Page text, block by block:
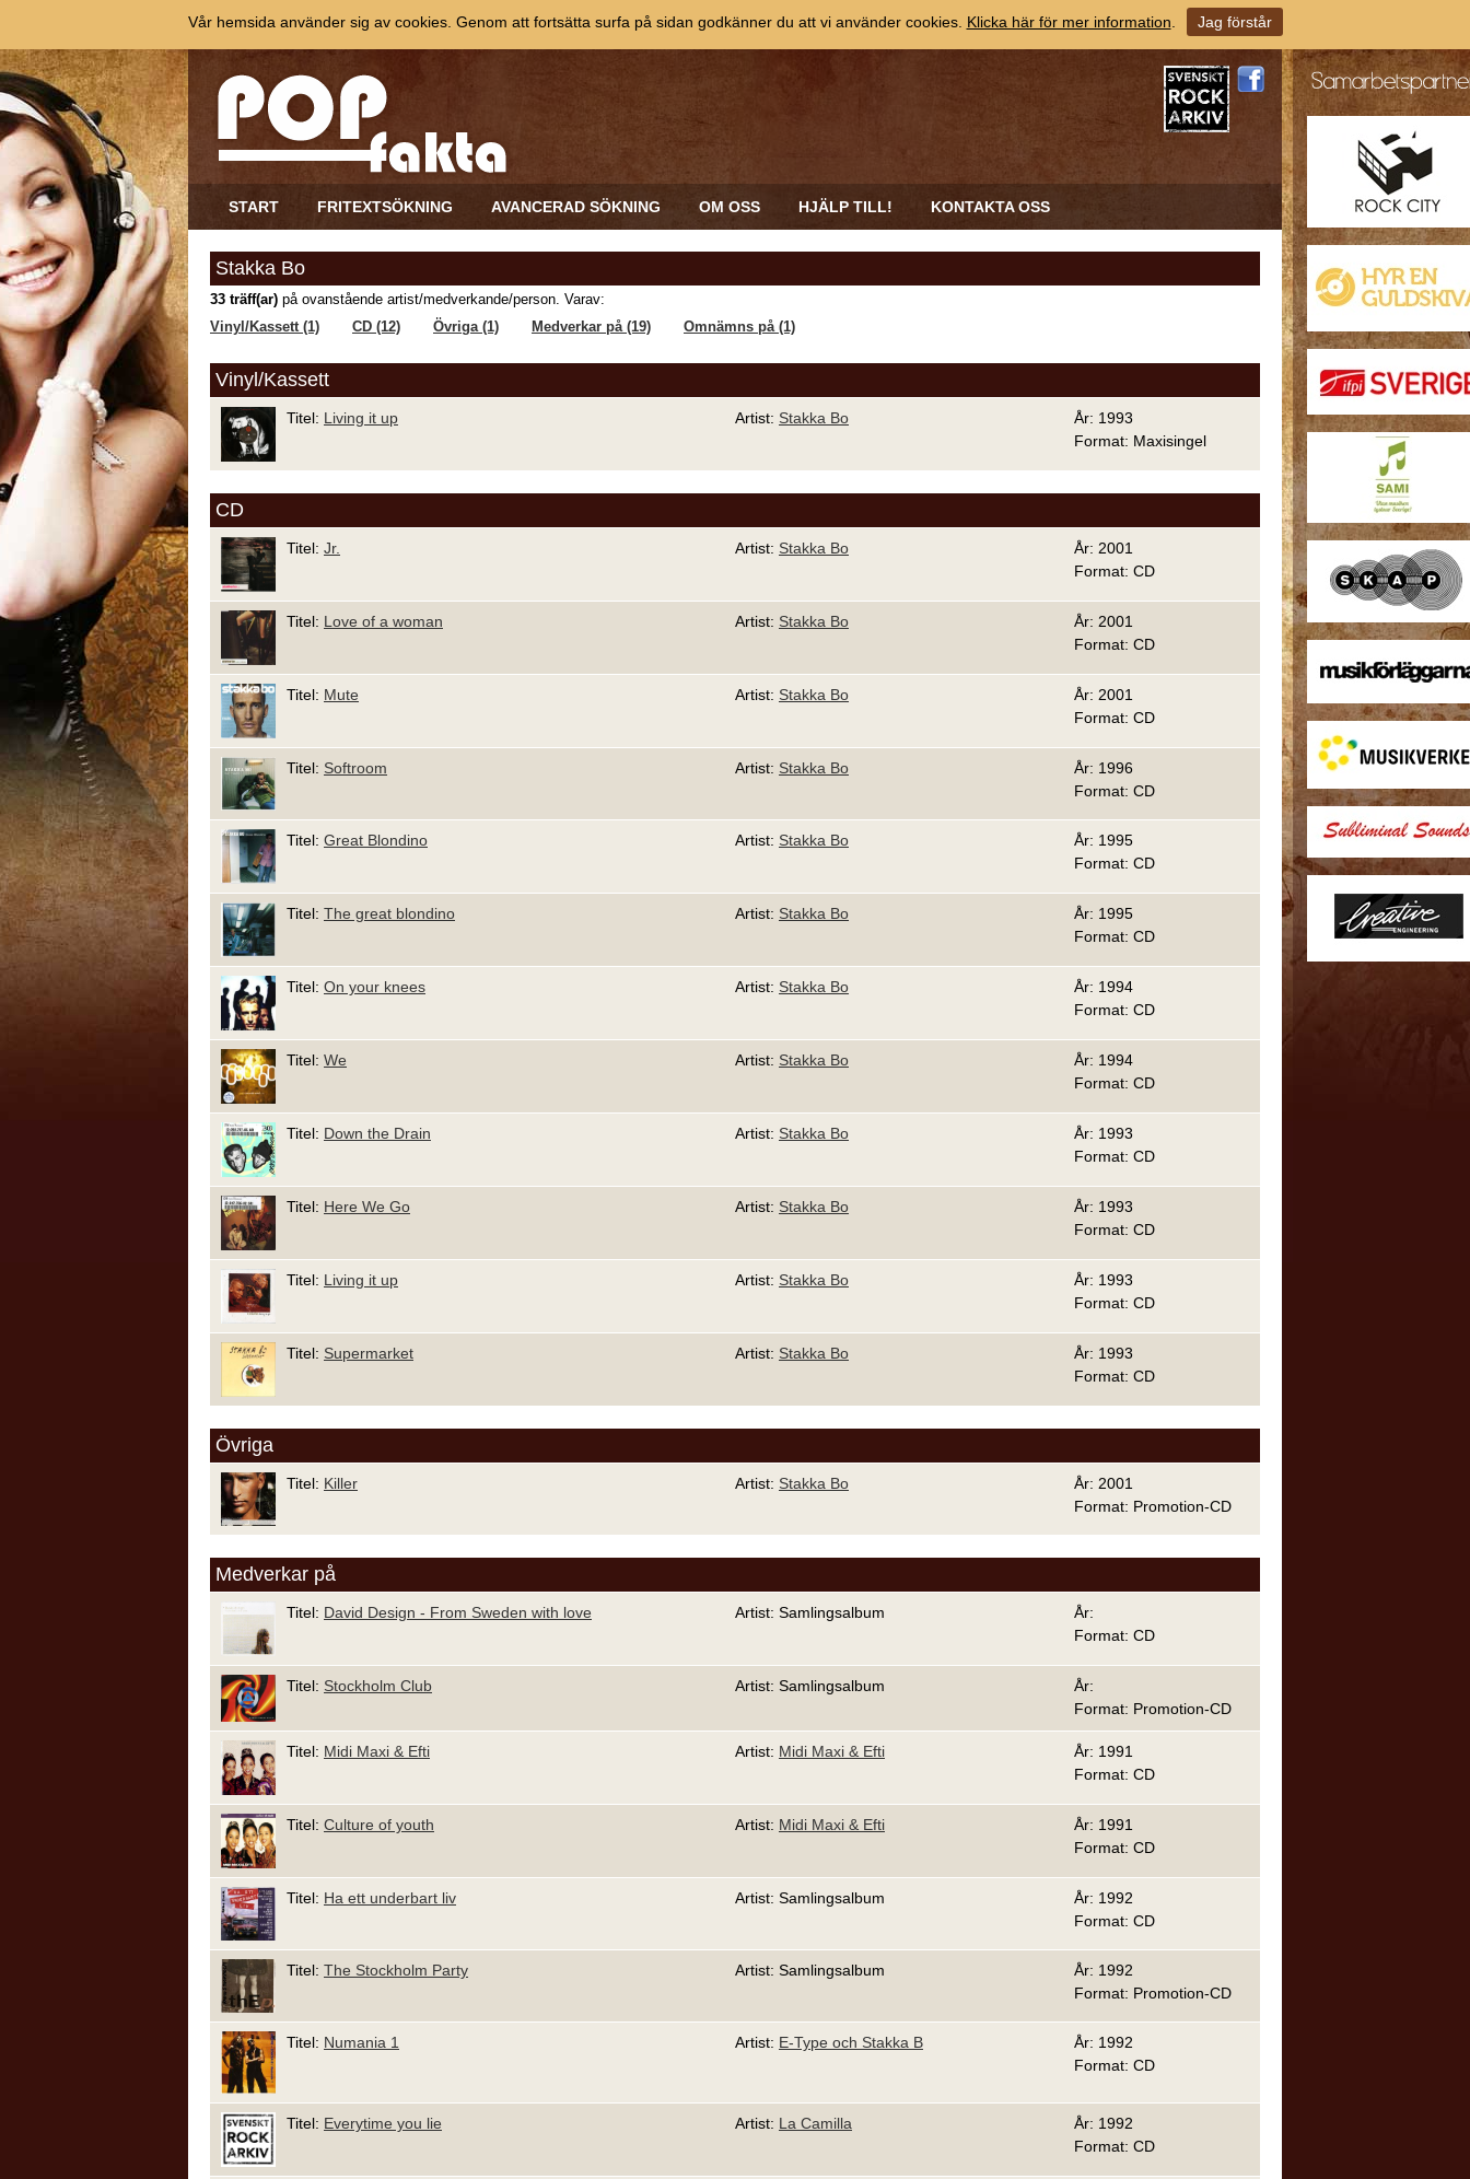
START FRITEXTSÖKNING AVANCERAD SÖKNING OM OSS HJÄLP TILL! KONTAKTA OSS
Stakka Bo
33 träff(ar) på ovanstående artist/medverkande/person. Varav:
Vinyl/Kassett (1)
CD (12) Övriga (1) Medverkar på (19) Omnämns på (1)
Vinyl/Kassett
Titel: Living it up Artist: Stakka Bo
År: 1993
Format: Maxisingel
CD
Titel: Jr. Artist: Stakka Bo
År: 2001
Format: CD
Titel: Love of a woman Artist: Stakka Bo
År: 2001
Format: CD
Titel: Mute Artist: Stakka Bo
År: 2001
Format: CD
Titel: Softroom Artist: Stakka Bo
År: 1996
Format: CD
Titel: Great Blondino Artist: Stakka Bo
År: 1995
Format: CD
Titel: The great blondino Artist: Stakka Bo
År: 1995
Format: CD
Titel: On your knees Artist: Stakka Bo
År: 1994
Format: CD
Titel: We Artist: Stakka Bo
År: 1994
Format: CD
Titel: Down the Drain Artist: Stakka Bo
År: 1993
Format: CD
Titel: Here We Go Artist: Stakka Bo
År: 1993
Format: CD
Titel: Living it up Artist: Stakka Bo
År: 1993
Format: CD
Titel: Supermarket Artist: Stakka Bo
År: 1993
Format: CD
Övriga
Titel: Killer Artist: Stakka Bo
År: 2001
Format: Promotion-CD
Medverkar på
Titel: David Design - From Sweden with love Artist: Samlingsalbum
År:
Format: CD
Titel: Stockholm Club Artist: Samlingsalbum
År:
Format: Promotion-CD
Titel: Midi Maxi & Efti Artist: Midi Maxi & Efti
År: 1991
Format: CD
Titel: Culture of youth Artist: Midi Maxi & Efti
År: 1991
Format: CD
Titel: Ha ett underbart liv Artist: Samlingsalbum
År: 1992
Format: CD
Titel: The Stockholm Party Artist: Samlingsalbum
År: 1992
Format: Promotion-CD
Titel: Numania 1 Artist: E-Type och Stakka B
År: 1992
Format: CD
Titel: Everytime you lie Artist: La Camilla
År: 1992
Format: CD
Vår hemsida använder sig av cookies. Genom att fortsätta surfa på sidan godkänner du att vi använder cookies. Klicka här för mer information Jag förstår